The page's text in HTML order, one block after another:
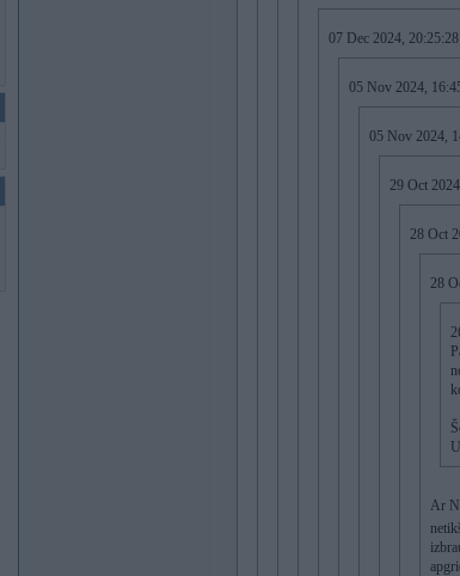
07 Dec 2024, 20:25:28
05 Nov 2024,
05 Nov 2024,
29 Oct
28 Oct
28
Ar